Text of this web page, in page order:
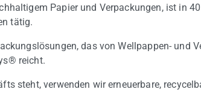
Papier und Verpackungen, ist in
tätig.
das von Wellpappen- und
reicht.
steht, verwenden wir erneuerbare,